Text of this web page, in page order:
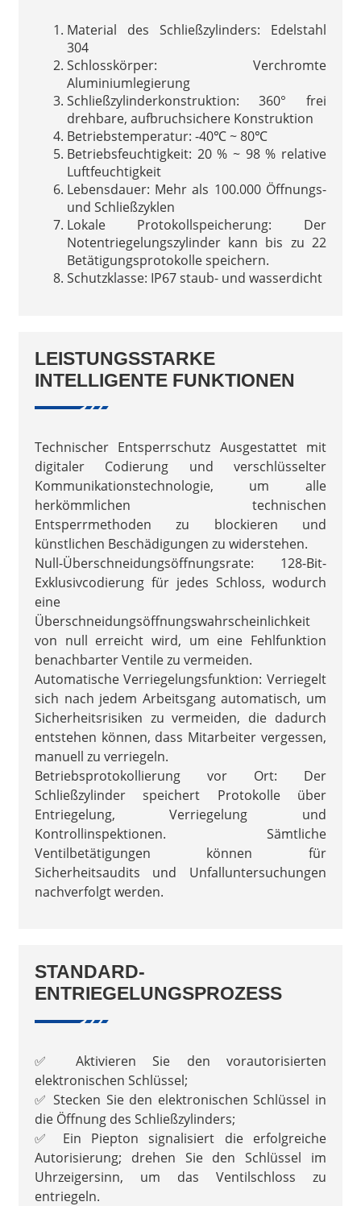
Material des Schließzylinders: Edelstahl
304
Schlosskörper: Verchromte
Aluminiumlegierung
Schließzylinderkonstruktion: 360° frei
drehbare, aufbruchsichere Konstruktion
Betriebstemperatur: -40℃ ~ 80℃
Betriebsfeuchtigkeit: 20 % ~ 98 % relative
Luftfeuchtigkeit
Lebensdauer: Mehr als 100.000 Öffnungs-
und Schließzyklen
Lokale Protokollspeicherung: Der
Notentriegelungszylinder kann bis zu 22
Betätigungsprotokolle speichern.
Schutzklasse: IP67 staub- und wasserdicht
LEISTUNGSSTARKE
INTELLIGENTE FUNKTIONEN
Technischer Entsperrschutz Ausgestattet mit
digitaler Codierung und verschlüsselter
Kommunikationstechnologie, um alle
herkömmlichen technischen
Entsperrmethoden zu blockieren und
künstlichen Beschädigungen zu widerstehen.
Null-Überschneidungsöffnungsrate: 128-Bit-
Exklusivcodierung für jedes Schloss, wodurch
eine
Überschneidungsöffnungswahrscheinlichkeit
von null erreicht wird, um eine Fehlfunktion
benachbarter Ventile zu vermeiden.
Automatische Verriegelungsfunktion: Verriegelt
sich nach jedem Arbeitsgang automatisch, um
Sicherheitsrisiken zu vermeiden, die dadurch
entstehen können, dass Mitarbeiter vergessen,
manuell zu verriegeln.
Betriebsprotokollierung vor Ort: Der
Schließzylinder speichert Protokolle über
Entriegelung, Verriegelung und
Kontrollinspektionen. Sämtliche
Ventilbetätigungen können für
Sicherheitsaudits und Unfalluntersuchungen
nachverfolgt werden.
STANDARD-
ENTRIEGELUNGSPROZESS
✅ Aktivieren Sie den vorautorisierten
elektronischen Schlüssel;
✅ Stecken Sie den elektronischen Schlüssel in
die Öffnung des Schließzylinders;
✅ Ein Piepton signalisiert die erfolgreiche
Autorisierung; drehen Sie den Schlüssel im
Uhrzeigersinn, um das Ventilschloss zu
entriegeln.